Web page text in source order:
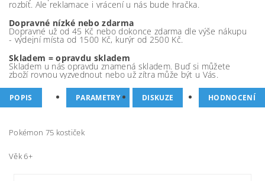
rozbít. Ale reklamace i vrácení u nás bude hračka.
Dopravné nízké nebo zdarma
Dopravné už od 45 Kč nebo dokonce zdarma dle výše nákupu
- výdejní místa od 1500 Kč, kurýr od 2500 Kč.
Skladem = opravdu skladem
Skladem u nás opravdu znamená skladem. Buď si můžete
zboží rovnou vyzvednout nebo už zítra může být u Vás.
POPIS PARAMETRY DISKUZE HODNOCENÍ
Pokémon 75 kostiček
Věk 6+